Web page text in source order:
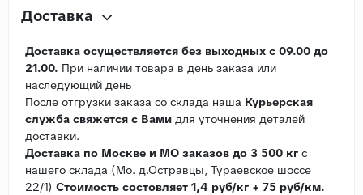
Доставка
Доставка осуществляется без выходных с 09.00 до
21.00. При наличии товара в день заказа или
наследующий день
После отгрузки заказа со склада наша Курьерская
служба свяжется с Вами для уточнения деталей
доставки.
Доставка по Москве и МО заказов до 3 500 кг с
нашего склада (Мо. д.Остравцы, Тураевское шоссе
22/1) Стоимость состовляет 1,4 руб/кг + 75 руб/км.